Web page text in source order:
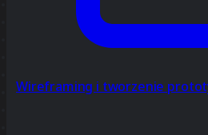
Wireframing i tworzenie